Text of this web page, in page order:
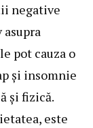
negative
pot cauza o
și insomnie
și fizică.
este